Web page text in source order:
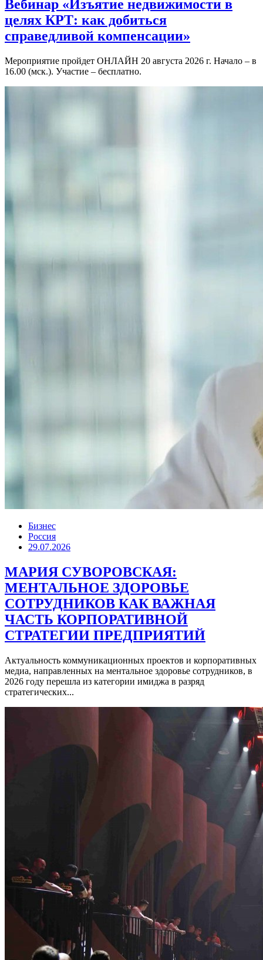
Вебинар «Изъятие недвижимости в
целях КРТ: как добиться
справедливой компенсации»
Мероприятие пройдет ОНЛАЙН 20 августа 2026 г. Начало – в
16.00 (мск.). Участие – бесплатно.
Бизнес
Россия
29.07.2026
МАРИЯ СУВОРОВСКАЯ:
МЕНТАЛЬНОЕ ЗДОРОВЬЕ
СОТРУДНИКОВ КАК ВАЖНАЯ
ЧАСТЬ КОРПОРАТИВНОЙ
СТРАТЕГИИ ПРЕДПРИЯТИЙ
Актуальность коммуникационных проектов и корпоративных
медиа, направленных на ментальное здоровье сотрудников, в
2026 году перешла из категории имиджа в разряд
стратегических...